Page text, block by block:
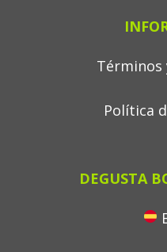
Términos
Política
DEGUSTA